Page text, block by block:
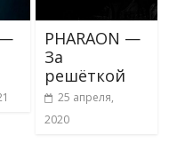
—
PHARAON —
За
решёткой
25 апреля,
2020